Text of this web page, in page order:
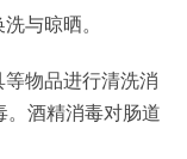
与晾晒。
物品进行清洗消
酒精消毒对肠道